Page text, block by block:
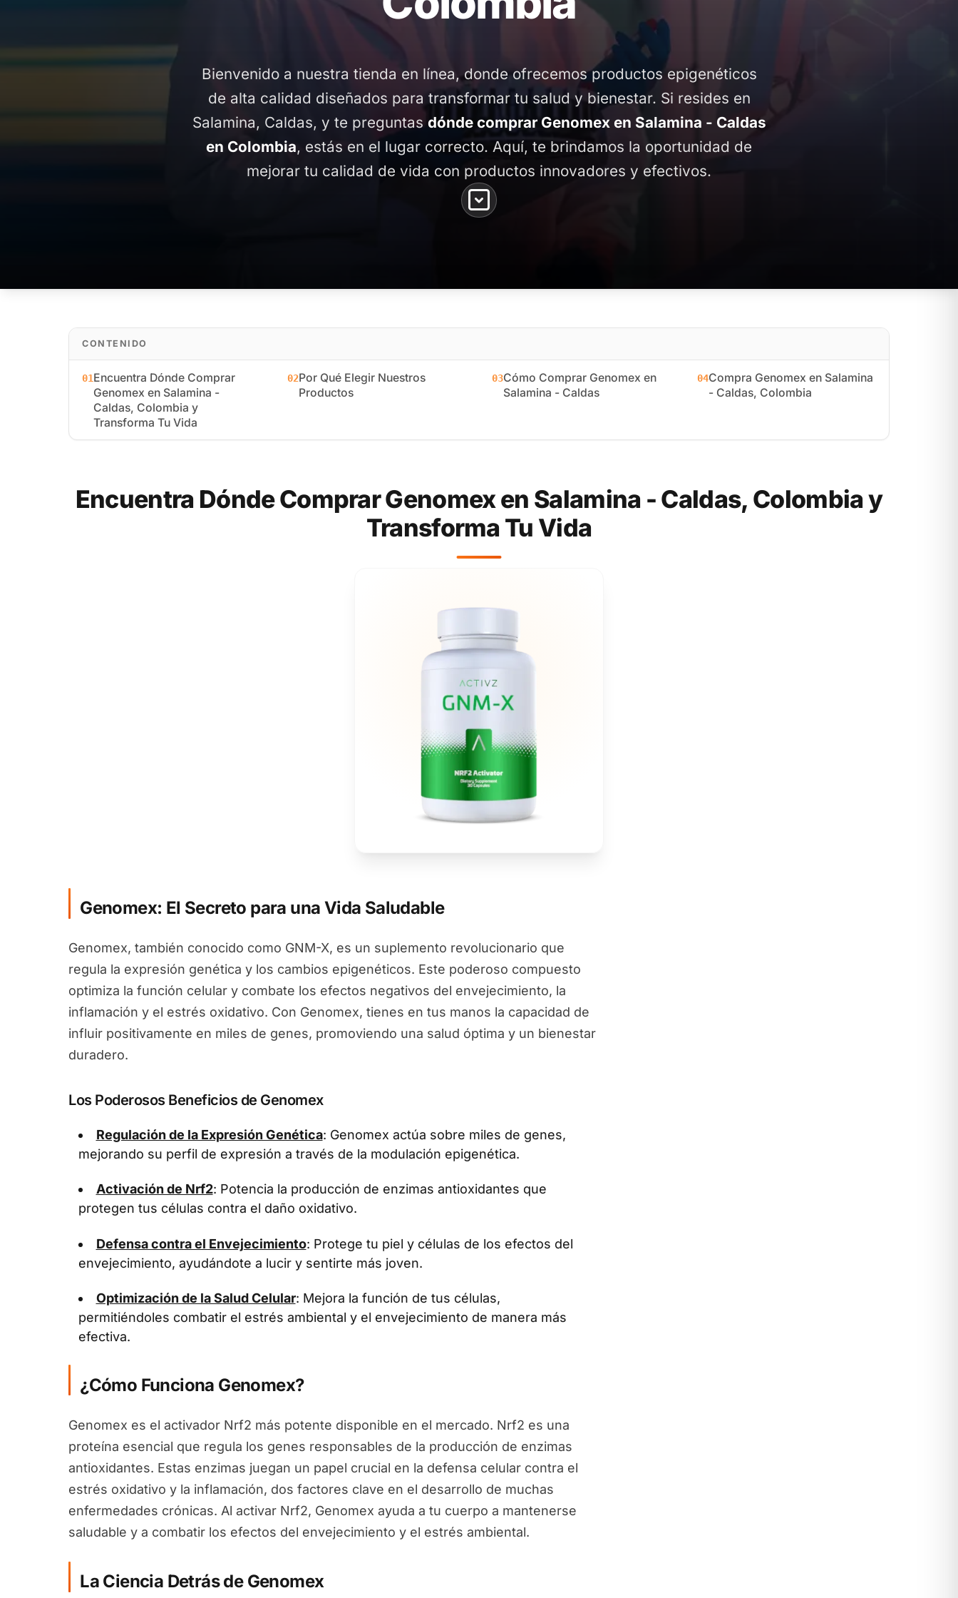
Bienvenido a nuestra tienda en línea, donde ofrecemos productos epigenéticos
de alta calidad diseñados para transformar tu salud y bienestar. Si resides en
Salamina, Caldas, y te preguntas dónde comprar Genomex en Salamina - Caldas
en Colombia, estás en el lugar correcto. Aquí, te brindamos la oportunidad de
mejorar tu calidad de vida con productos innovadores y efectivos.
CONTENIDO
01Encuentra Dónde Comprar
Genomex en Salamina -
Caldas, Colombia y
Transforma Tu Vida
02Por Qué Elegir Nuestros
Productos
03Cómo Comprar Genomex en
Salamina - Caldas
04Compra Genomex en Salamina
- Caldas, Colombia
Encuentra Dónde Comprar Genomex en Salamina - Caldas, Colombia y
Transforma Tu Vida
Genomex: El Secreto para una Vida Saludable
Genomex, también conocido como GNM-X, es un suplemento revolucionario que
regula la expresión genética y los cambios epigenéticos. Este poderoso compuesto
optimiza la función celular y combate los efectos negativos del envejecimiento, la
inflamación y el estrés oxidativo. Con Genomex, tienes en tus manos la capacidad de
influir positivamente en miles de genes, promoviendo una salud óptima y un bienestar
duradero.
Los Poderosos Beneficios de Genomex
Regulación de la Expresión Genética: Genomex actúa sobre miles de genes,
mejorando su perfil de expresión a través de la modulación epigenética.
Activación de Nrf2: Potencia la producción de enzimas antioxidantes que
protegen tus células contra el daño oxidativo.
Defensa contra el Envejecimiento: Protege tu piel y células de los efectos del
envejecimiento, ayudándote a lucir y sentirte más joven.
Optimización de la Salud Celular: Mejora la función de tus células,
permitiéndoles combatir el estrés ambiental y el envejecimiento de manera más
efectiva.
¿Cómo Funciona Genomex?
Genomex es el activador Nrf2 más potente disponible en el mercado. Nrf2 es una
proteína esencial que regula los genes responsables de la producción de enzimas
antioxidantes. Estas enzimas juegan un papel crucial en la defensa celular contra el
estrés oxidativo y la inflamación, dos factores clave en el desarrollo de muchas
enfermedades crónicas. Al activar Nrf2, Genomex ayuda a tu cuerpo a mantenerse
saludable y a combatir los efectos del envejecimiento y el estrés ambiental.
La Ciencia Detrás de Genomex